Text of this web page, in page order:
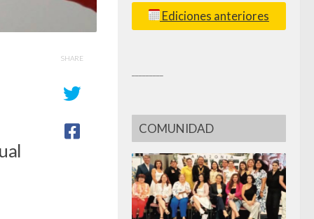
SHARE
Ediciones anteriores
COMUNIDAD